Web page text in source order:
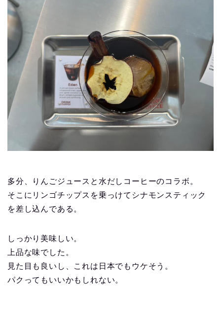
多分、りんごジュースと水だしコーヒーのコラボ。
そこにリンゴチップスを乗っけてシナモンスティック
を差し込んである。
しっかり美味しい。
上品な味でした。
見た目も良いし、これは日本でもウケそう。
パクってもいいかもしれない。